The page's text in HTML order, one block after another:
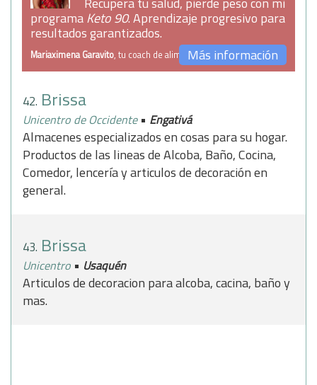
programaKeto 90. Aprendizaje progresivo para
resultados garantizados.
Mariaximena Garavito, tu coach de alimentaciónMás información
42. Brissa
Unicentro de Occidente • Engativá
Almacenes especializados en cosas para su hogar.
Productos de las lineas de Alcoba, Baño, Cocina,
Comedor, lencería y articulos de decoración en
general.
43. Brissa
Unicentro • Usaquén
Articulos de decoracion para alcoba, cacina, baño y
mas.